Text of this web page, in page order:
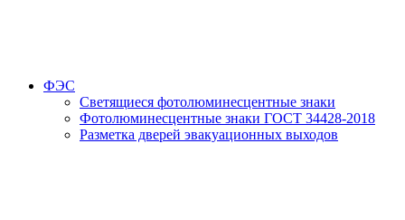
ФЭС
Светящиеся фотолюминесцентные знаки
Фотолюминесцентные знаки ГОСТ 34428-2018
Разметка дверей эвакуационных выходов